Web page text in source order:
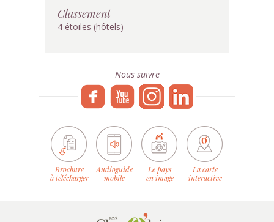
Classement
4 étoiles (hôtels)
Nous suivre
Brochure
à télécharger
Audioguide
mobile
Le pays
en image
La carte
interactive